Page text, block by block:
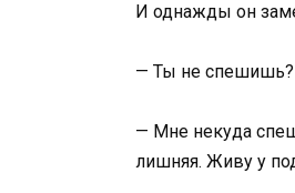
И однажды он
— Ты не спешишь?
— Мне некуда
лишняя. Живу у